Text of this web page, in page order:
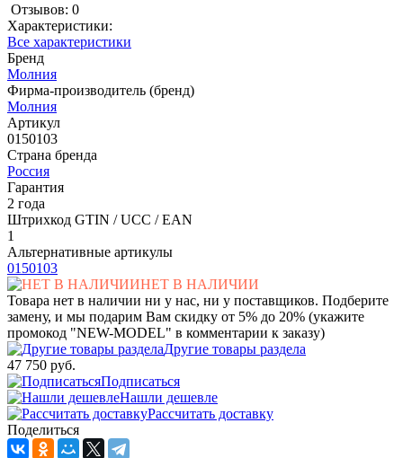
Отзывов: 0
Характеристики:
Все характеристики
Бренд
Молния
Фирма-производитель (бренд)
Молния
Артикул
0150103
Страна бренда
Россия
Гарантия
2 года
Штрихкод GTIN / UCC / EAN
1
Альтернативные артикулы
0150103
НЕТ В НАЛИЧИИ
Товара нет в наличии ни у нас, ни у поставщиков. Подберите
замену, и мы подарим Вам скидку от 5% до 20% (укажите
промокод "NEW-MODEL" в комментарии к заказу)
Другие товары раздела
47 750 руб.
Подписаться
Нашли дешевле
Рассчитать доставку
Поделиться